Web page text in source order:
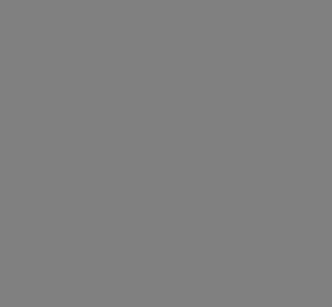
lyže spadá svými vlastnostmi.
výrobku.